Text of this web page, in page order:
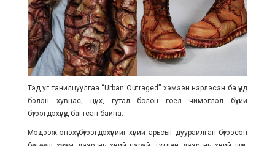
Тэд уг танилцуулгаа “Urban Outraged” хэмээн нэрлэсэн ба үүнд
бэлэн хувцас, цүнх, гутал болон гоёл чимэглэл бүхий
бүтээгдэхүүнүүд багтсан байна.
Мэдээж энэхүү бүтээгдэхүүнийг хүний арьсыг дуурайлган бүтээсэн